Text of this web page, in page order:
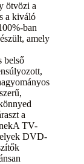
ötvözi a
a kiváló
ban
amely
belső
a
TV-
DVD-